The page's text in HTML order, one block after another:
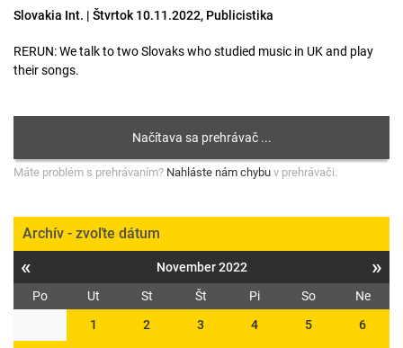
Slovakia Int. | Štvrtok 10.11.2022, Publicistika
RERUN: We talk to two Slovaks who studied music in UK and play
their songs.
Máte problém s prehrávaním? Nahláste nám chybu v prehrávači.
Archív - zvoľte dátum
« November 2022 »
Po Ut St Št Pi So
Ne
1
2 3 4 5 6